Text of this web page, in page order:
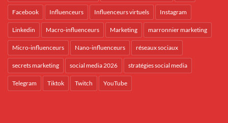
Facebook Influenceurs Influenceurs virtuels Instagram
Linkedin Macro-influenceurs Marketing marronnier marketing
Micro-influenceurs Nano-influenceurs réseaux sociaux
secrets marketing social media 2026 stratégies social media
Telegram Tiktok Twitch YouTube